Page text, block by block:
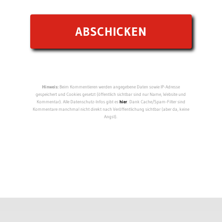
Hinweis:Beim Kommentieren werden angegebene Daten sowie IP-Adresse
gespeichert und Cookies gesetzt (öffentlich sichtbar sind nur Name, Website und
Kommentar). Alle Datenschutz-Infos gibt eshier. Dank Cache/Spam-Filter sind
Kommentare manchmal nicht direkt nach Veröffentlichung sichtbar (aber da, keine
Angst).